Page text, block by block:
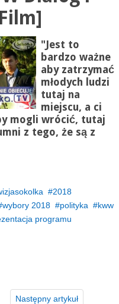
"Jest to
bardzo ważne
aby zatrzymać
młodych ludzi
tutaj na
miejscu, a ci
mogli wrócić, tutaj
z tego, że są z
2018
wybory 2018 polityka
kww
programu
Następny artykuł